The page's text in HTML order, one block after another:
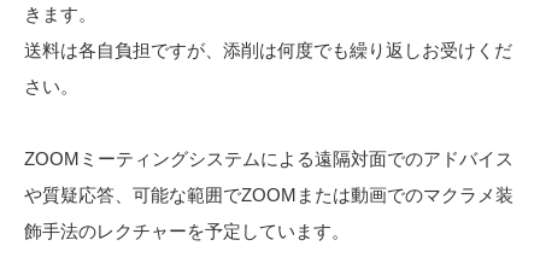
きます。
送料は各自負担ですが、添削は何度でも繰り返しお受けくだ
さい。
ZOOMミーティングシステムによる遠隔対面でのアドバイス
や質疑応答、可能な範囲でZOOMまたは動画でのマクラメ装
飾手法のレクチャーを予定しています。